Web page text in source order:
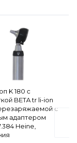
K 180 с
BETA tr li-ion
с
адаптером
Heine,